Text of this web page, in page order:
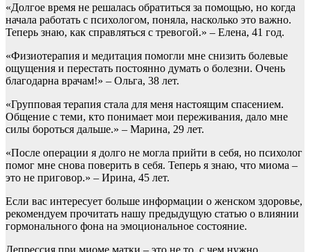
«Долгое время не решалась обратиться за помощью, но когда
начала работать с психологом, поняла, насколько это важно.
Теперь знаю, как справляться с тревогой.» – Елена, 41 год.
«Физиотерапия и медитация помогли мне снизить болевые
ощущения и перестать постоянно думать о болезни. Очень
благодарна врачам!» – Ольга, 38 лет.
«Групповая терапия стала для меня настоящим спасением.
Общение с теми, кто понимает мои переживания, дало мне
силы бороться дальше.» – Марина, 29 лет.
«После операции я долго не могла прийти в себя, но психолог
помог мне снова поверить в себя. Теперь я знаю, что миома –
это не приговор.» – Ирина, 45 лет.
Если вас интересует больше информации о женском здоровье,
рекомендуем прочитать нашу предыдущую статью о влиянии
гормонального фона на эмоциональное состояние.
Депрессия при миоме матки – это не то, с чем нужно